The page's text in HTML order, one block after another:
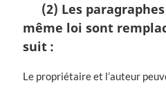
e
m
r
(2) Les
même loi sont
suit :
N
Le propriétaire et l’auteur